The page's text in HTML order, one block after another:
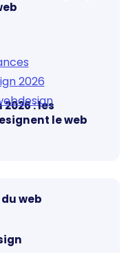
: les
le web
web